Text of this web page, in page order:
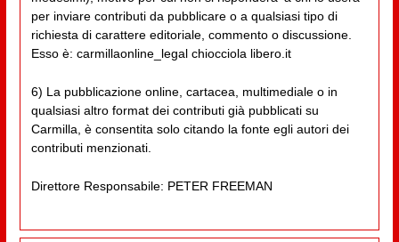
per inviare contributi da pubblicare o a qualsiasi tipo di
richiesta di carattere editoriale, commento o discussione.
Esso è: carmillaonline_legal chiocciola libero.it
6) La pubblicazione online, cartacea, multimediale o in
qualsiasi altro format dei contributi già pubblicati su
Carmilla, è consentita solo citando la fonte egli autori dei
contributi menzionati.
Direttore Responsabile: PETER FREEMAN